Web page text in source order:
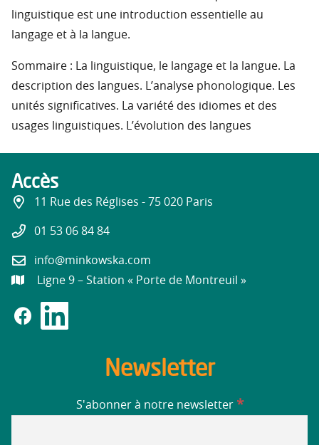
linguistique est une introduction essentielle au
langage et à la langue.
Sommaire : La linguistique, le langage et la langue. La
description des langues. L’analyse phonologique. Les
unités significatives. La variété des idiomes et des
usages linguistiques. L’évolution des langues
Accès
11 Rue des Réglises - 75 020 Paris
01 53 06 84 84
info@minkowska.com
Ligne 9 – Station « Porte de Montreuil »
Newsletter
S'abonner à notre newsletter *